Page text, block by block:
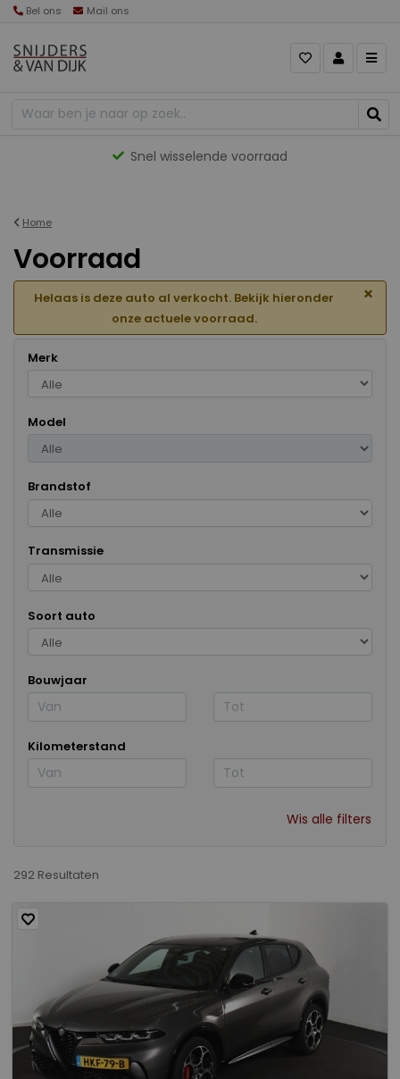
Bel ons Mail ons
Gevarieerd aanbod
Home
Voorraad
Helaas is deze auto al verkocht. Bekijk hieronder
onze actuele voorraad.
×
Merk
Model
Brandstof
Transmissie
Soort auto
Bouwjaar
Kilometerstand
Wis alle filters
292 Resultaten